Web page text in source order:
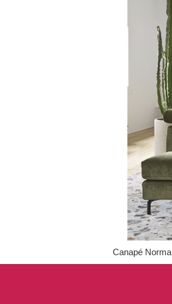
Canapé Norma